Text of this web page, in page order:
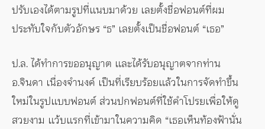
ปรับเองได้ตามรูปที่แนบมาด้วย เลยตั้งชื่อฟอนต์ที่ผม
ประทับใจกับตัวอักษร “ธ” เลยตั้งเป็นชื่อฟอนต์ “เธอ”
ป.ล. ได้ทำการขออนุญาต และได้รับอนุญาตจากท่าน
อ.จินดา เนื่องจำนงค์ เป็นที่เรียบร้อยแล้วในการจัดทำขึ้น
ใหม่ในรูปแบบฟอนต์ ส่วนปกฟอนต์ที่ใช้คำโปรยเพื่อให้ดู
สวยงาม แว้บแรกที่เข้ามาในความคิด “เธอเห็นท้องฟ้านั่น